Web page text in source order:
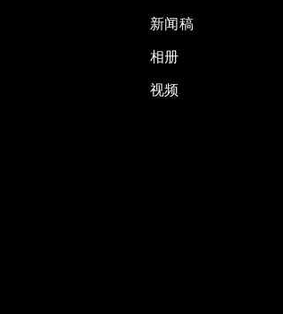
新闻稿
相册
视频